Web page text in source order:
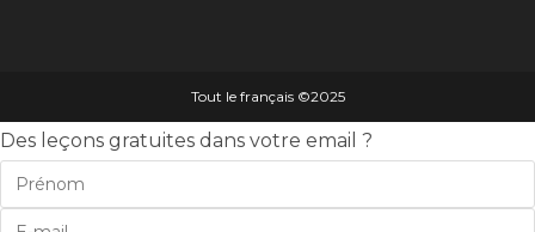
Tout le français ©️2025
Des leçons gratuites dans votre email ?